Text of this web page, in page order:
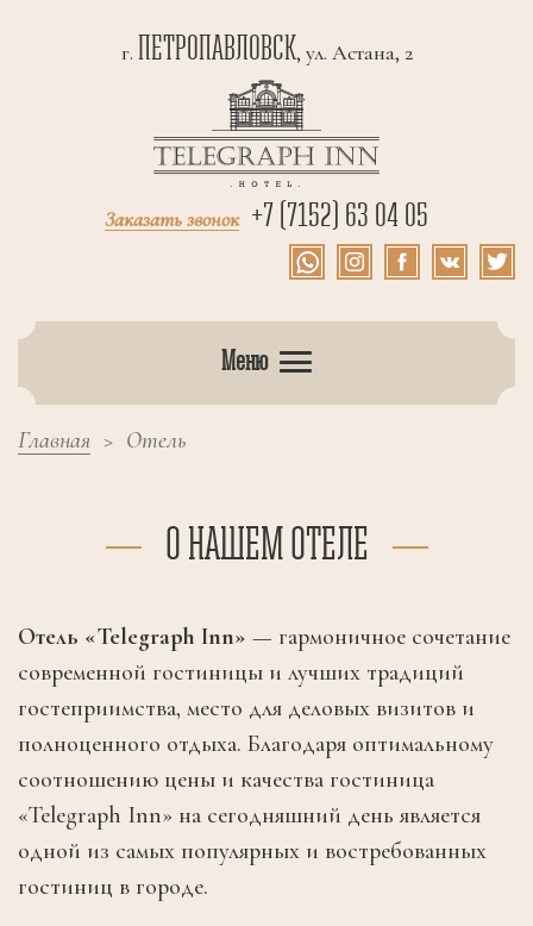
г. ПЕТРОПАВЛОВСК, ул. Астана, 2
Заказать звонок +7 (7152) 63 04 05
Меню
Главная Отель
О НАШЕМ ОТЕЛЕ
Отель «Telegraph Inn» — гармоничное сочетание
современной гостиницы и лучших традиций
гостеприимства, место для деловых визитов и
полноценного отдыха. Благодаря оптимальному
соотношению цены и качества гостиница
«Telegraph Inn» на сегодняшний день является
одной из самых популярных и востребованных
гостиниц в городе.